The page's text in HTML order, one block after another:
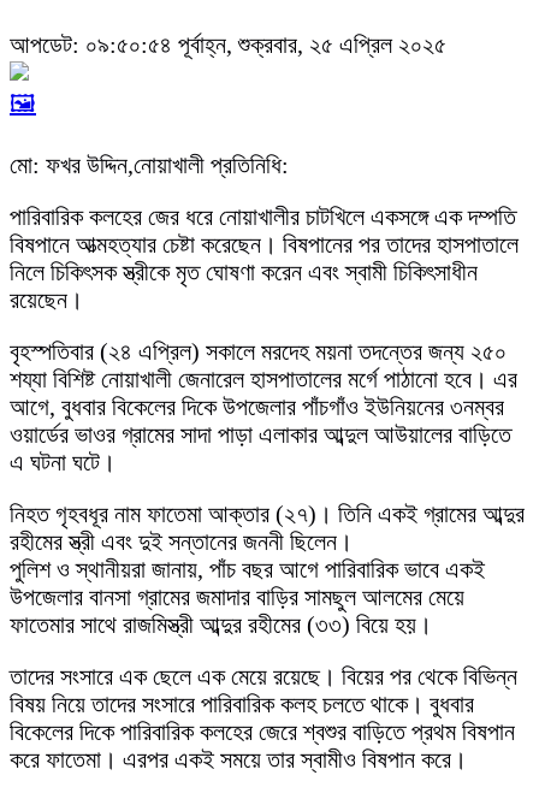
আপডেট: ০৯:৫০:৫৪ পূর্বাহ্ন, শুক্রবার, ২৫ এপ্রিল ২০২৫
🖼️
মো: ফখর উদ্দিন,নোয়াখালী প্রতিনিধি:
পারিবারিক কলহের জের ধরে নোয়াখালীর চাটখিলে একসঙ্গে এক দম্পতি
বিষপানে আত্মহত্যার চেষ্টা করেছেন। বিষপানের পর তাদের হাসপাতালে
নিলে চিকিৎসক স্ত্রীকে মৃত ঘোষণা করেন এবং স্বামী চিকিৎসাধীন
রয়েছেন।
বৃহস্পতিবার (২৪ এপ্রিল) সকালে মরদেহ ময়না তদন্তের জন্য ২৫০
শয্যা বিশিষ্ট নোয়াখালী জেনারেল হাসপাতালের মর্গে পাঠানো হবে। এর
আগে, বুধবার বিকেলের দিকে উপজেলার পাঁচগাঁও ইউনিয়নের ৩নম্বর
ওয়ার্ডের ভাওর গ্রামের সাদা পাড়া এলাকার আব্দুল আউয়ালের বাড়িতে
এ ঘটনা ঘটে।
নিহত গৃহবধূর নাম ফাতেমা আক্তার (২৭)। তিনি একই গ্রামের আব্দুর
রহীমের স্ত্রী এবং দুই সন্তানের জননী ছিলেন।
পুলিশ ও স্থানীয়রা জানায়, পাঁচ বছর আগে পারিবারিক ভাবে একই
উপজেলার বানসা গ্রামের জমাদার বাড়ির সামছুল আলমের মেয়ে
ফাতেমার সাথে রাজমিস্ত্রী আব্দুর রহীমের (৩৩) বিয়ে হয়।
তাদের সংসারে এক ছেলে এক মেয়ে রয়েছে। বিয়ের পর থেকে বিভিন্ন
বিষয় নিয়ে তাদের সংসারে পারিবারিক কলহ চলতে থাকে। বুধবার
বিকেলের দিকে পারিবারিক কলহের জেরে শ্বশুর বাড়িতে প্রথম বিষপান
করে ফাতেমা। এরপর একই সময়ে তার স্বামীও বিষপান করে।